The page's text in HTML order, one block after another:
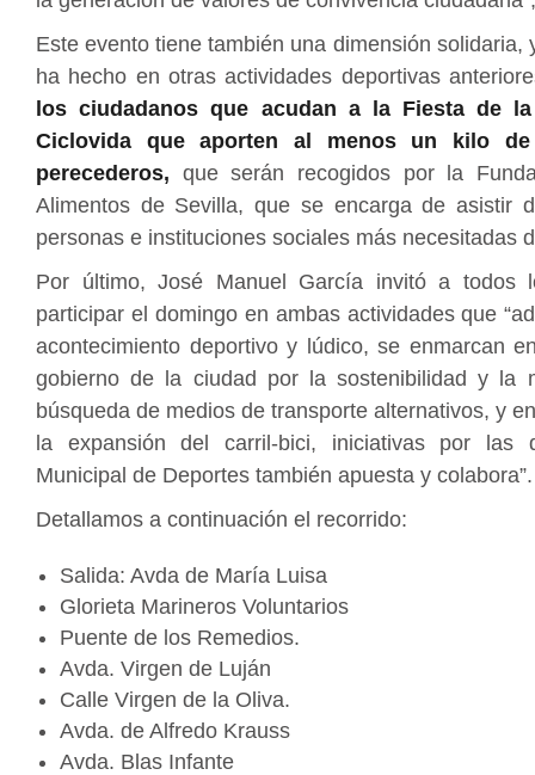
Este evento tiene también una dimensión solidaria,
ha hecho en otras actividades deportivas
los ciudadanos que acudan a la Fiesta de
Ciclovida que aporten al menos un kilo
perecederos, que serán recogidos por la
Alimentos de Sevilla, que se encarga de asistir
personas e instituciones sociales más necesitadas
Por último, José Manuel García invitó a todos
participar el domingo en ambas actividades que
acontecimiento deportivo y lúdico, se enmarcan
gobierno de la ciudad por la sostenibilidad y la
búsqueda de medios de transporte alternativos, y
la expansión del carril-bici, iniciativas por las
Municipal de Deportes también apuesta y colabora”.
Detallamos a continuación el recorrido:
Salida: Avda de María Luisa
Glorieta Marineros Voluntarios
Puente de los Remedios.
Avda. Virgen de Luján
Calle Virgen de la Oliva.
Avda. de Alfredo Krauss
Avda. Blas Infante